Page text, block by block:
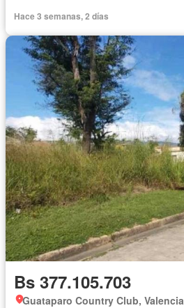
Hace 3 semanas, 2 días
Bs 377.105.703
Guataparo Country Club, Valencia